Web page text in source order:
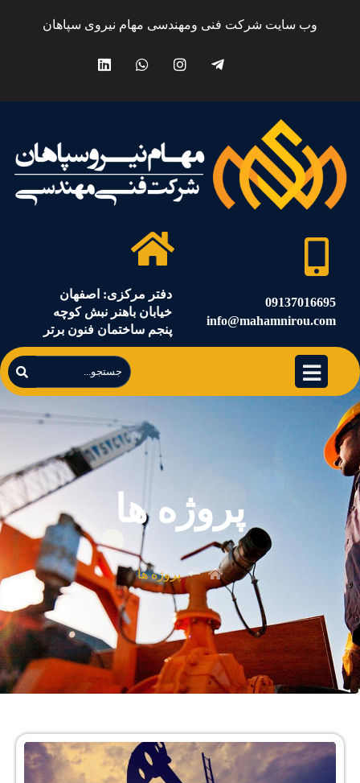
وب سایت شرکت فنی ومهندسی مهام نیروی سپاهان
09137016695
info@mahamnirou.com
دفتر مرکزی: اصفهان
خیابان باهنر نبش کوچه
پنجم ساختمان فنون برتر
پروژه ها
پروژه ها